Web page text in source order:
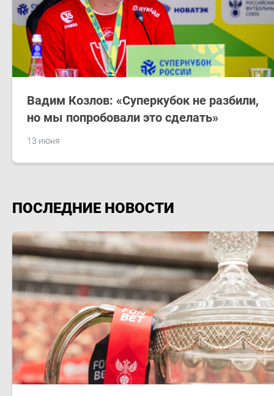
13 июня
Вадим Козлов: «Суперкубок не разбили,
но мы попробовали это сделать»
ПОСЛЕДНИЕ НОВОСТИ